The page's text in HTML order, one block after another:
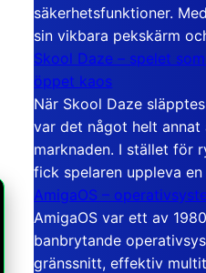
säkerhetsfunktioner.
sin vikbara pekskärm
Skool Daze – spelet
öppet kaos
När Skool Daze
var det något helt annat
marknaden. I stället för
fick spelaren uppleva
AmigaOS –
AmigaOS var ett av
banbrytande
gränssnitt, effektiv